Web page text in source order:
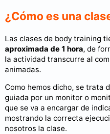
¿Cómo es una
Las clases de body training
aproximada de 1 hora, de
la actividad transcurre al
animadas.
Como hemos dicho, se trata
guiada por un monitor o
que se va a encargar de
mostrando la correcta
nosotros la clase.